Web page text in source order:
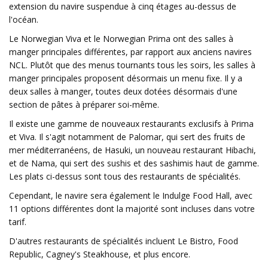
extension du navire suspendue à cinq étages au-dessus de
l'océan.
Le Norwegian Viva et le Norwegian Prima ont des salles à
manger principales différentes, par rapport aux anciens navires
NCL. Plutôt que des menus tournants tous les soirs, les salles à
manger principales proposent désormais un menu fixe. Il y a
deux salles à manger, toutes deux dotées désormais d'une
section de pâtes à préparer soi-même.
Il existe une gamme de nouveaux restaurants exclusifs à Prima
et Viva. Il s'agit notamment de Palomar, qui sert des fruits de
mer méditerranéens, de Hasuki, un nouveau restaurant Hibachi,
et de Nama, qui sert des sushis et des sashimis haut de gamme.
Les plats ci-dessus sont tous des restaurants de spécialités.
Cependant, le navire sera également le Indulge Food Hall, avec
11 options différentes dont la majorité sont incluses dans votre
tarif.
D'autres restaurants de spécialités incluent Le Bistro, Food
Republic, Cagney's Steakhouse, et plus encore.